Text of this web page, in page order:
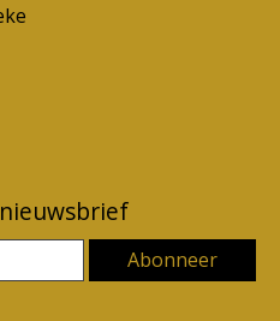
Abonneer